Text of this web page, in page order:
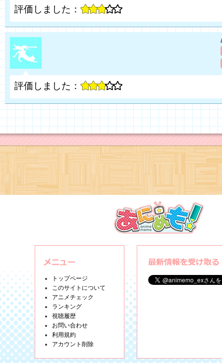
評価しました：
評価しました：
トップページ
このサイトについて
アニメチェック
ランキング
視聴履歴
お問い合わせ
利用規約
アカウント削除